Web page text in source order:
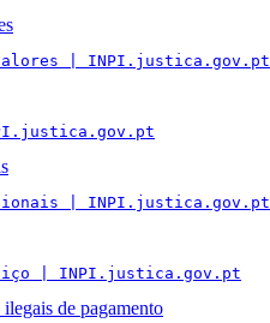
| INPI.justica.gov.pt
| INPI.justica.gov.pt
| INPI.justica.gov.pt
de pagamento